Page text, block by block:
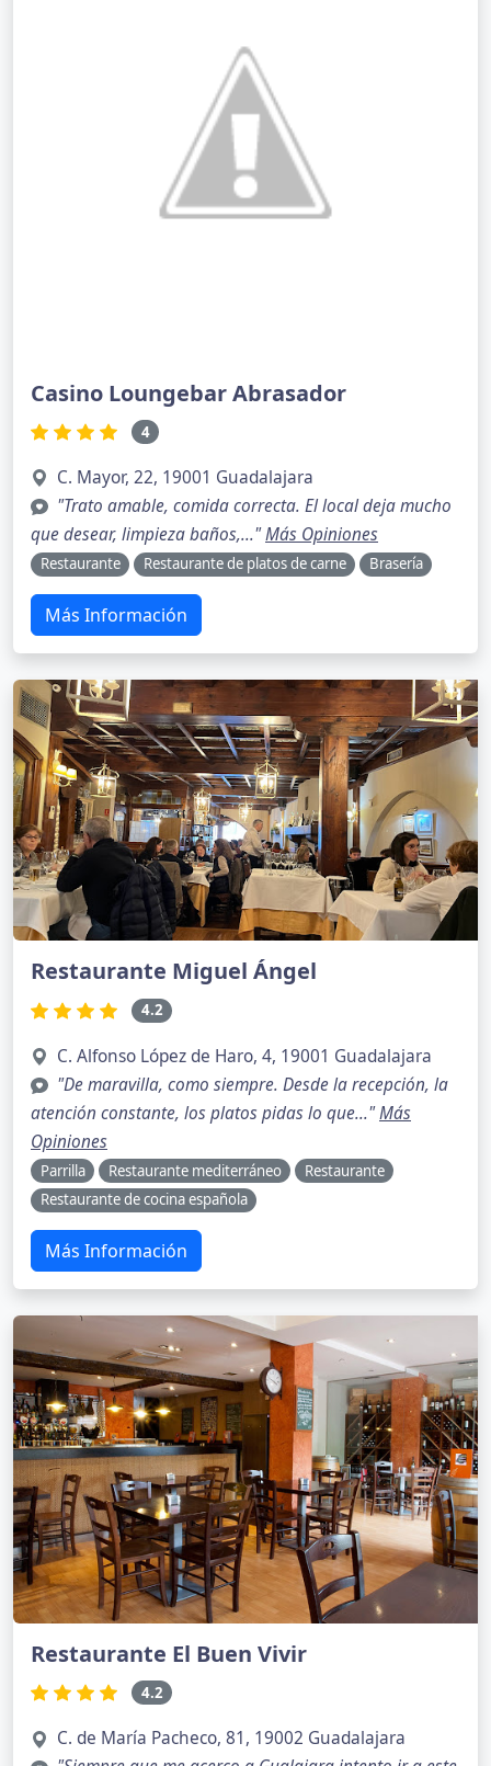
Casino Loungebar Abrasador
4
C. Mayor, 22, 19001 Guadalajara
"Trato amable, comida correcta. El local deja mucho
que desear, limpieza baños,..."Más Opiniones
Restaurante Restaurante de platos de carne Brasería
Más Información
Restaurante Miguel Ángel
4.2
C. Alfonso López de Haro, 4, 19001 Guadalajara
"De maravilla, como siempre. Desde la recepción, la
atención constante, los platos pidas lo que..."Más
Opiniones
Parrilla Restaurante mediterráneo
Restaurante
Restaurante de cocina española
Más Información
Restaurante El Buen Vivir
4.2
C. de María Pacheco, 81, 19002 Guadalajara